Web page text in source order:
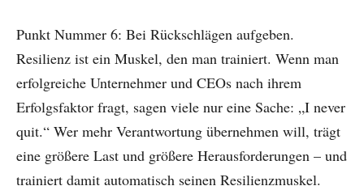
Punkt Nummer 6: Bei Rückschlägen aufgeben.
Resilienz ist ein Muskel, den man trainiert. Wenn man
erfolgreiche Unternehmer und CEOs nach ihrem
Erfolgsfaktor fragt, sagen viele nur eine Sache: „I never
quit.“ Wer mehr Verantwortung übernehmen will, trägt
eine größere Last und größere Herausforderungen – und
trainiert damit automatisch seinen Resilienzmuskel.